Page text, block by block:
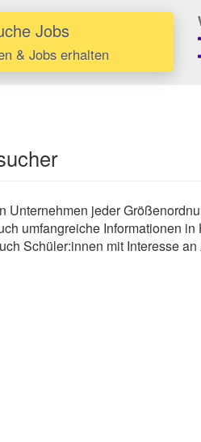
Jobs
& Jobs erhalten
jeder
umfangreiche Informationen
Schüler:innen mit Interesse